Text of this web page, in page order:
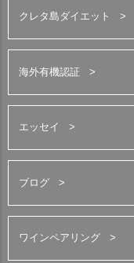
クレタ島ダイエット
海外有機認証
エッセイ
ブログ
ワインペアリング